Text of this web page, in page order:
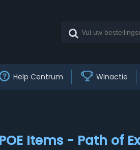
Help Centrum Winactie
Items - Path of